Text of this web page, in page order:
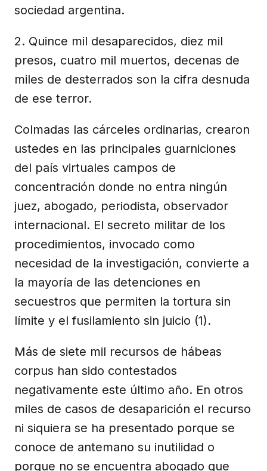
sociedad argentina.
2. Quince mil desaparecidos, diez mil
presos, cuatro mil muertos, decenas de
miles de desterrados son la cifra desnuda
de ese terror.
Colmadas las cárceles ordinarias, crearon
ustedes en las principales guarniciones
del país virtuales campos de
concentración donde no entra ningún
juez, abogado, periodista, observador
internacional. El secreto militar de los
procedimientos, invocado como
necesidad de la investigación, convierte a
la mayoría de las detenciones en
secuestros que permiten la tortura sin
límite y el fusilamiento sin juicio (1).
Más de siete mil recursos de hábeas
corpus han sido contestados
negativamente este último año. En otros
miles de casos de desaparición el recurso
ni siquiera se ha presentado porque se
conoce de antemano su inutilidad o
porque no se encuentra abogado que